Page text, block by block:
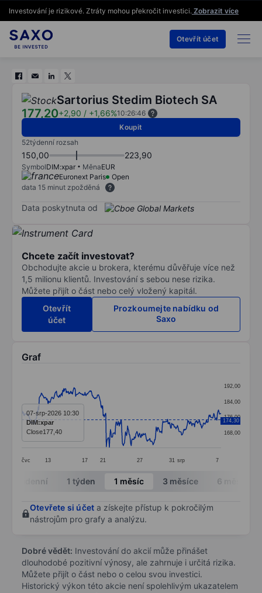
Investování je rizikové. Ztráty mohou překročit investici. Zobrazit více
Otevřít účet
Sartorius Stedim Biotech SA
177,20+2,90 / +1,66%10:26:46
Koupit
52týdenní rozsah
150,00 223,90
SymbolDIM:xpar MěnaEUR
Euronext Paris
Open
data 15 minut zpožděná
Data poskytnuta od
Chcete začít investovat?
Obchodujte akcie u brokera, kterému důvěřuje více než
1,5 milionu klientů. Investování s sebou nese rizika.
Můžete přijít o část nebo celý vložený kapitál.
Otevřít
účet
Prozkoumejte nabídku od
Saxo
Graf
Line chart with 385 data points.
The chart has 1 X axis displaying categories.
The chart has 1 Y axis displaying values. Data ranges
čvc 13 17 21 27 31 srp 7
168,00
176,00
184,00
192,00
174,30
07-srp-2026 10:30
DIM:xpar
Close177,40
End of interactive chart.
Intradenní 1 týden 1 měsíc 3 měsíce 6 měsíců
Otevřete si účet a získejte přístup k pokročilým
nástrojům pro grafy a analýzu.
Dobré vědět: Investování do akcií může přinášet
dlouhodobé pozitivní výnosy, ale zahrnuje i určitá rizika.
Můžete přijít o část nebo o celou svou investici.
Historický výkon této akcie není spolehlivým ukazatelem